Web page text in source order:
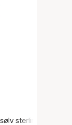
sterling 925